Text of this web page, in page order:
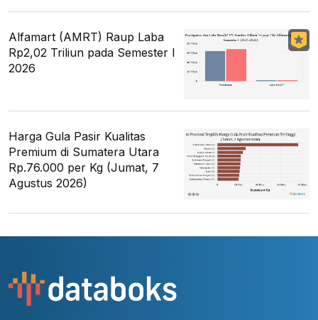
Alfamart (AMRT) Raup Laba
Rp2,02 Triliun pada Semester I
2026
Harga Gula Pasir Kualitas
Premium di Sumatera Utara
Rp.76.000 per Kg (Jumat, 7
Agustus 2026)